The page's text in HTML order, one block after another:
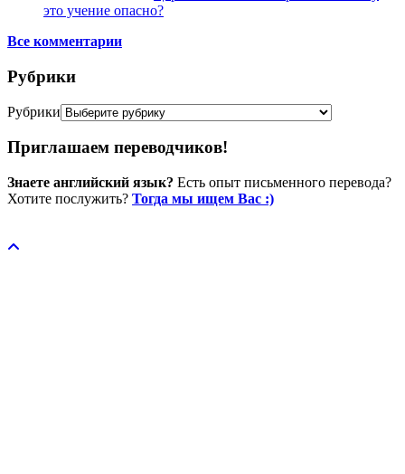
это учение опасно?
Все комментарии
Рубрики
Рубрики
Приглашаем переводчиков!
Знаете английский язык? Есть опыт письменного перевода?
Хотите послужить? Тогда мы ищем Вас :)